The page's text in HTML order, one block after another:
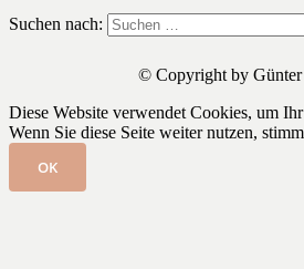
Suchen nach:
© Copyright by Günter
Diese Website verwendet Cookies, um
Wenn Sie diese Seite weiter nutzen,
OK